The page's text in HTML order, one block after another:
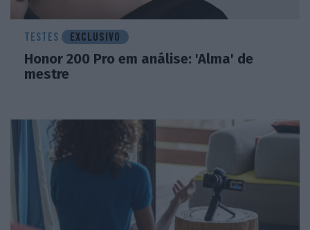
TESTES EXCLUSIVO
Honor 200 Pro em análise: 'Alma' de
mestre